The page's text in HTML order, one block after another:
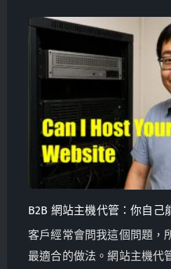
B2B 網站主機代管：你自己
客戶經常會問我這個問題，
最適合的做法。網站主機代